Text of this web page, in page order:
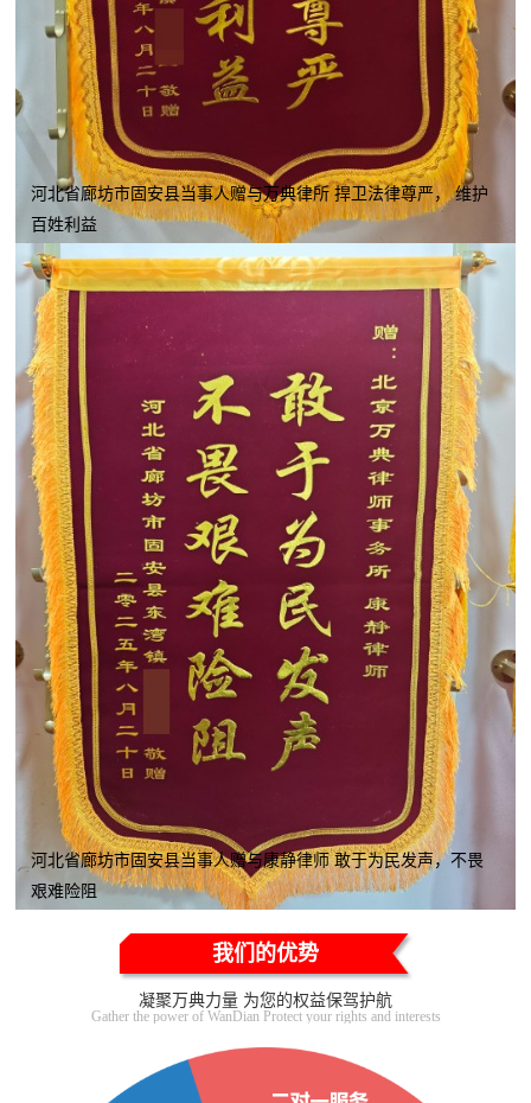
河北省廊坊市固安县当事人赠与万典律所 捍卫法律尊严， 维护
百姓利益
河北省廊坊市固安县当事人赠与康静律师 敢于为民发声，不畏
艰难险阻
我们的优势
凝聚万典力量 为您的权益保驾护航
Gather the power of WanDian Protect your rights and interests